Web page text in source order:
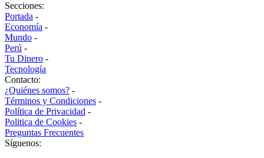
Secciones:
Portada -
Economía -
Mundo -
Perú -
Tu Dinero -
Tecnología
Contacto:
¿Quiénes somos? -
Términos y Condiciones -
Política de Privacidad -
Politica de Cookies -
Preguntas Frecuentes
Síguenos: